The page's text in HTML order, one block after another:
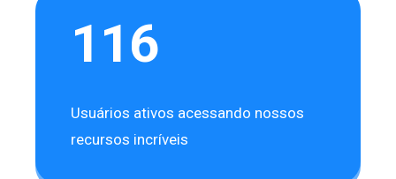
116
Usuários ativos acessando nossos
recursos incríveis